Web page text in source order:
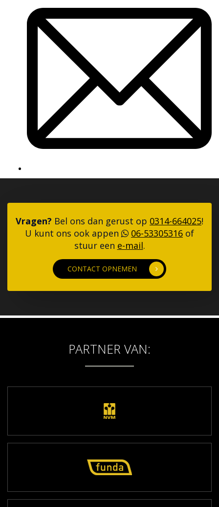
Vragen? Bel ons dan gerust op 0314-664025!
U kunt ons ook appen
06-53305316 of
stuur een e-mail.
CONTACT OPNEMEN
PARTNER VAN: